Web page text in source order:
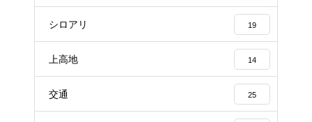
シロアリ 19
上高地 14
交通 25